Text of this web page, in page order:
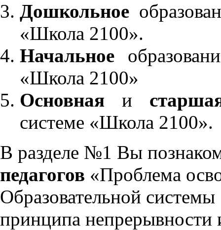
Дошкольное
«Школа 2100».
Начальное
«Школа 2100»
Основнаяи
системе «Школа 2100».
В разделе №1 Вы
педагогов «Проблема
Образовательной
принципа непрерывности